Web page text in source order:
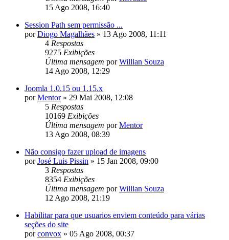
15 Ago 2008, 16:40
Session Path sem permissão ...
porDiogo Magalhães » 13 Ago 2008, 11:11
4 Respostas
9275 Exibições
Última mensagem porWillian Souza
14 Ago 2008, 12:29
Joomla 1.0.15 ou 1.15.x
porMentor» 29 Mai 2008, 12:08
5 Respostas
10169 Exibições
Última mensagem porMentor
13 Ago 2008, 08:39
Não consigo fazer upload de imagens
porJosé Luis Pissin » 15 Jan 2008, 09:00
3 Respostas
8354 Exibições
Última mensagem porWillian Souza
12 Ago 2008, 21:19
Habilitar para que usuarios enviem conteúdo para várias
seções do site
porconvox » 05 Ago 2008, 00:37